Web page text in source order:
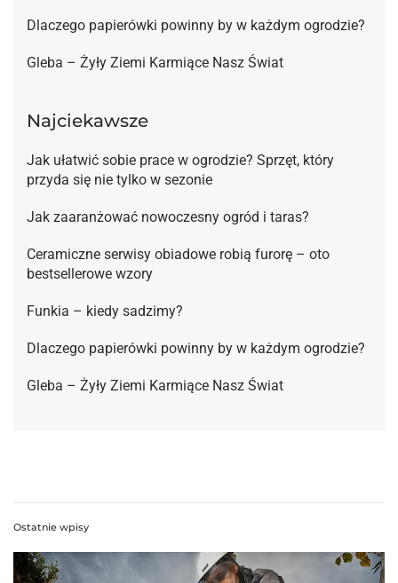
Dlaczego papierówki powinny by w każdym ogrodzie?
Gleba – Żyły Ziemi Karmiące Nasz Świat
Najciekawsze
Jak ułatwić sobie prace w ogrodzie? Sprzęt, który
przyda się nie tylko w sezonie
Jak zaaranżować nowoczesny ogród i taras?
Ceramiczne serwisy obiadowe robią furorę – oto
bestsellerowe wzory
Funkia – kiedy sadzimy?
Dlaczego papierówki powinny by w każdym ogrodzie?
Gleba – Żyły Ziemi Karmiące Nasz Świat
Ostatnie wpisy